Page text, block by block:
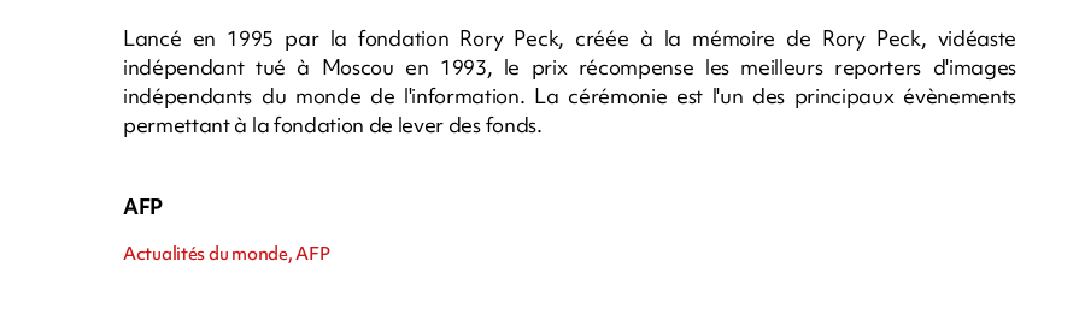
Lancé en 1995 par la fondation Rory Peck, créée à la mémoire de Rory Peck, vidéaste
indépendant tué à Moscou en 1993, le prix récompense les meilleurs reporters d'images
indépendants du monde de l'information. La cérémonie est l'un des principaux évènements
permettant à la fondation de lever des fonds.
AFP
Actualités du monde, AFP